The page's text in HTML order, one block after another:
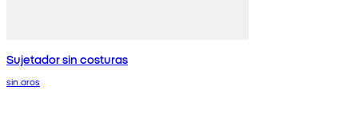
Sujetador sin costuras
sin aros